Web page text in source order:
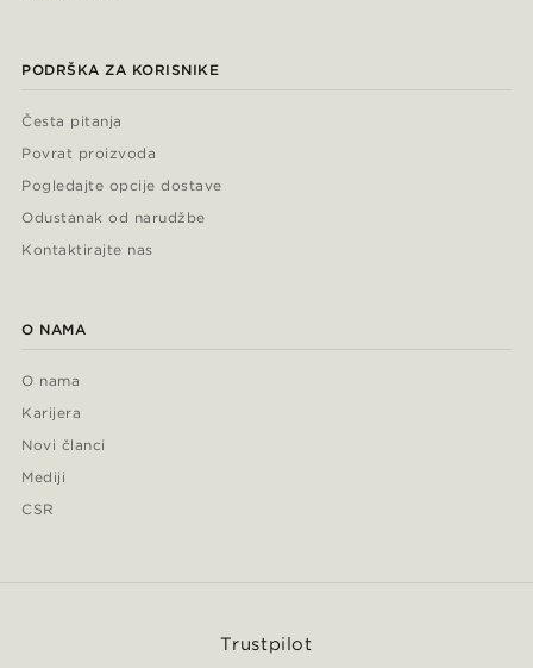
PODRŠKA ZA KORISNIKE
Česta pitanja
Povrat proizvoda
Pogledajte opcije dostave
Odustanak od narudžbe
Kontaktirajte nas
O NAMA
O nama
Karijera
Novi članci
Mediji
CSR
Trustpilot